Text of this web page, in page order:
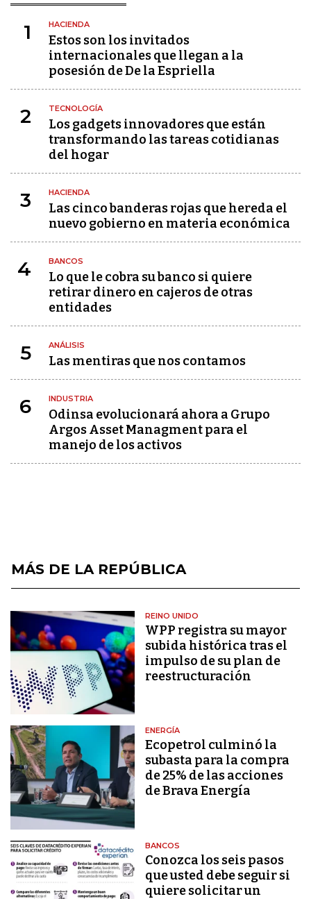
1 HACIENDA
Estos son los invitados
internacionales que llegan a la
posesión de De la Espriella
2 TECNOLOGÍA
Los gadgets innovadores que están
transformando las tareas cotidianas
del hogar
3 HACIENDA
Las cinco banderas rojas que hereda el
nuevo gobierno en materia económica
4 BANCOS
Lo que le cobra su banco si quiere
retirar dinero en cajeros de otras
entidades
5 ANÁLISIS
Las mentiras que nos contamos
6 INDUSTRIA
Odinsa evolucionará ahora a Grupo
Argos Asset Managment para el
manejo de los activos
MÁS DE LA REPÚBLICA
REINO UNIDO
WPP registra su mayor
subida histórica tras el
impulso de su plan de
reestructuración
ENERGÍA
Ecopetrol culminó la
subasta para la compra
de 25% de las acciones
de Brava Energía
BANCOS
Conozca los seis pasos
que usted debe seguir si
quiere solicitar un